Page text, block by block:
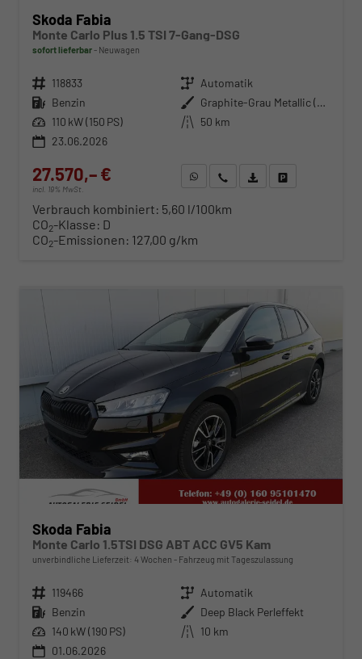
Skoda Fabia
Monte Carlo Plus 1.5 TSI 7-Gang-DSG
sofort lieferbar Neuwagen
Fahrzeugnr. 118833 Getriebe Automatik
Kraftstoff Benzin Außenfarbe
Graphite-Grau Metallic (Dach in Schwarz)
Leistung 110 kW (150 PS) Kilometerstand 50 km
23.06.2026
27.570,– €
incl. 19% MwSt.
WhatsApp anfragen
Wir rufen Sie anFahrzeugexposé (PDF)
Verbrauch kombiniert: 5,60 l/100km
CO2-Klasse: D
CO2-Emissionen: 127,00 g/km
Skoda Fabia
Monte Carlo 1.5TSI DSG ABT ACC GV5 Kam
unverbindliche Lieferzeit: 4 Wochen Fahrzeug mit Tageszulassung
Fahrzeugnr. 119466 Getriebe Automatik
Kraftstoff Benzin Außenfarbe Deep Black Perleffekt
Leistung 140 kW (190 PS) Kilometerstand 10 km
01.06.2026